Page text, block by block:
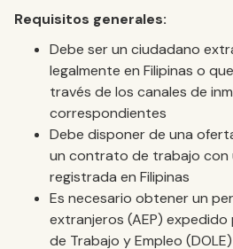
Requisitos generales:
Debe ser un ciudadano
legalmente en Filipinas o
través de los canales de
correspondientes
Debe disponer de una
un contrato de trabajo con
registrada en Filipinas
Es necesario obtener un
extranjeros (AEP)
de Trabajo y Empleo (DOLE)